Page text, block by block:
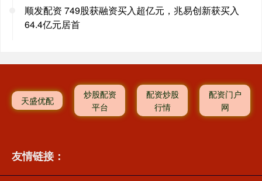
顺发配资 749股获融资买入超亿元，兆易创新获买入
64.4亿元居首
天盛优配
炒股配资
平台
配资炒股
行情
配资门户
网
友情链接：